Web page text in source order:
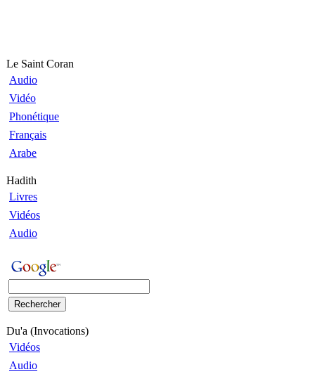
Le Saint Coran
Audio
Vidéo
Phonétique
Français
Arabe
Hadith
Livres
Vidéos
Audio
Du'a (Invocations)
Vidéos
Audio